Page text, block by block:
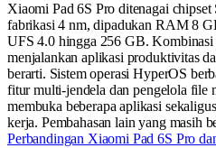
Xiaomi Pad 6S Pro ditenagai chipset
fabrikasi 4 nm, dipadukan RAM 8
UFS 4.0 hingga 256 GB.
menjalankan aplikasi produktivitas
berarti. Sistem operasi HyperOS
fitur multi-jendela dan pengelola file
membuka beberapa aplikasi
kerja. Pembahasan lain yang masih
Perbandingan Xiaomi Pad 6S Pro